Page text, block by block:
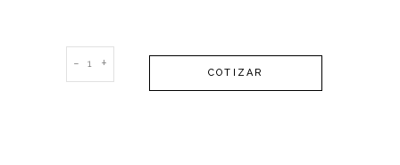
Aceite
Aromático
- +
COTIZAR